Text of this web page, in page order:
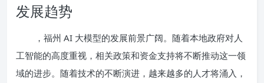
发展趋势
，福州 AI 大模型的发展前景广阔。随着本地政府对人
工智能的高度重视，相关政策和资金支持将不断推动这一领
域的进步。随着技术的不断演进，越来越多的人才将涌入，